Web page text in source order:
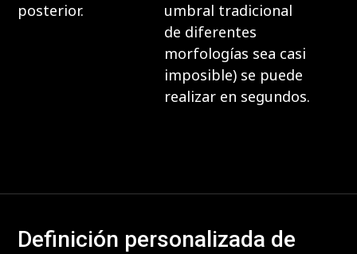
posterior.
umbral tradicional
de diferentes
morfologías sea casi
imposible) se puede
realizar en segundos.
Definición personalizada de